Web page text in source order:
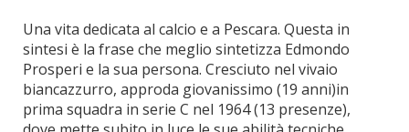
Una vita dedicata al calcio e a Pescara. Questa in
sintesi è la frase che meglio sintetizza Edmondo
Prosperi e la sua persona. Cresciuto nel vivaio
biancazzurro, approda giovanissimo (19 anni)in
prima squadra in serie C nel 1964 (13 presenze),